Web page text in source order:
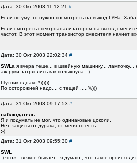
Дата: 30 Окт 2003 11:12:21 #
Если по уму, то нужно посмотреть на выход ГУНа.
Если смотреть спектроанализатором на выход
частот. В этот момент транзистор смесителя начнет
Дата: 30 Окт 2003 22:02:34 #
SWLа я вчера теще... в швейную машинку... лампочку...
аж руки затряслись как полыхнула :-)
Шутник однако *))))))
По осторожней надо.... с тещей .....%)))
Дата: 31 Окт 2003 09:17:53 #
наблюдатель
Я и подумать не мог, что одинаковые цоколи.
Нет защиты от дурака, от меня то есть.
:-)
Дата: 31 Окт 2003 09:55:30 #
SWL
:) чтож , всякое бывает , я думаю , что такое